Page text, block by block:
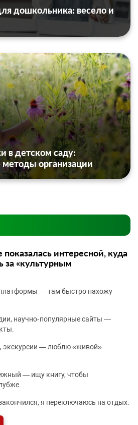
дошкольника: весело и
в детском саду:
организации
интересной, куда
за «культурным
— там быстро нахожу
научно‑популярные сайты —
экскурсии — люблю «живой»
— ищу книгу, чтобы
я переключаюсь на отдых.